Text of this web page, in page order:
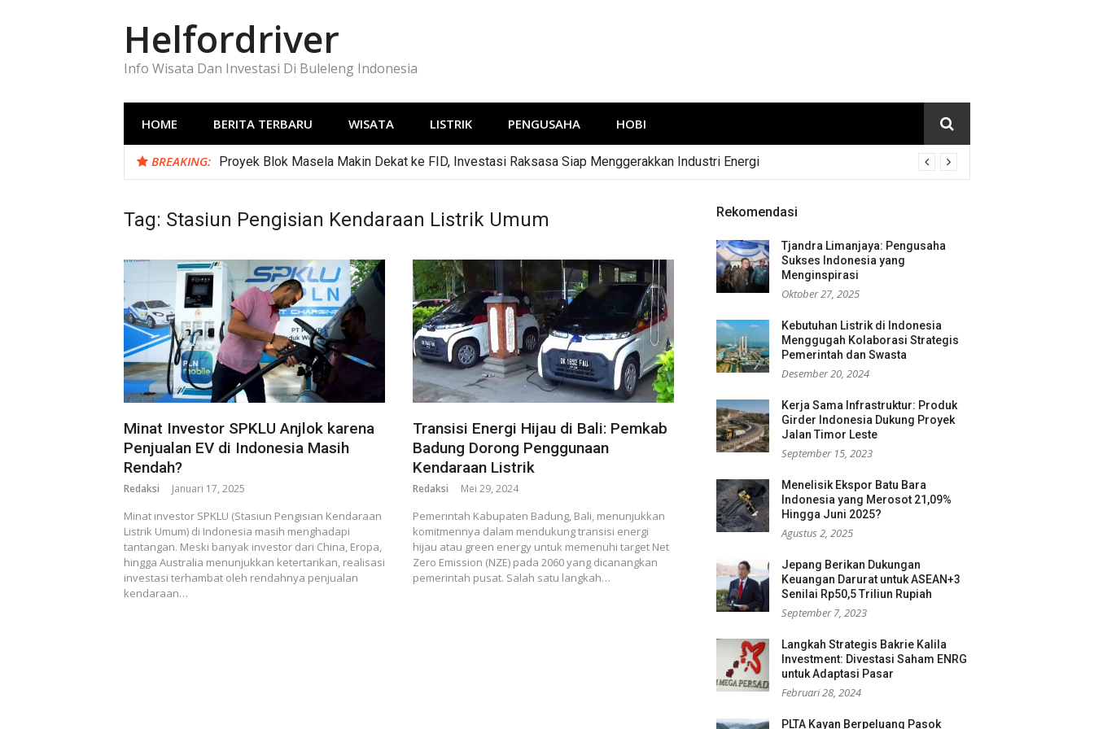
Helfordriver
Info Wisata Dan Investasi Di Buleleng Indonesia
HOME BERITA TERBARU WISATA LISTRIK PENGUSAHA HOBI
BREAKING: Proyek Blok Masela Makin Dekat ke FID, Investasi Raksasa Siap Menggerakkan Industri Energi
Tag: Stasiun Pengisian Kendaraan Listrik Umum
Minat Investor SPKLU Anjlok karena
Penjualan EV di Indonesia Masih
Rendah?
Redaksi Januari 17, 2025
Minat investor SPKLU (Stasiun Pengisian Kendaraan
Listrik Umum) di Indonesia masih menghadapi
tantangan. Meski banyak investor dari China, Eropa,
hingga Australia menunjukkan ketertarikan, realisasi
investasi terhambat oleh rendahnya penjualan
kendaraan…
Transisi Energi Hijau di Bali: Pemkab
Badung Dorong Penggunaan
Kendaraan Listrik
Redaksi Mei 29, 2024
Pemerintah Kabupaten Badung, Bali, menunjukkan
komitmennya dalam mendukung transisi energi
hijau atau green energy untuk memenuhi target Net
Zero Emission (NZE) pada 2060 yang dicanangkan
pemerintah pusat. Salah satu langkah…
Rekomendasi
Tjandra Limanjaya: Pengusaha
Sukses Indonesia yang
Menginspirasi
Oktober 27, 2025
Kebutuhan Listrik di Indonesia
Menggugah Kolaborasi Strategis
Pemerintah dan Swasta
Desember 20, 2024
Kerja Sama Infrastruktur: Produk
Girder Indonesia Dukung Proyek
Jalan Timor Leste
September 15, 2023
Menelisik Ekspor Batu Bara
Indonesia yang Merosot 21,09%
Hingga Juni 2025?
Agustus 2, 2025
Jepang Berikan Dukungan
Keuangan Darurat untuk ASEAN+3
Senilai Rp50,5 Triliun Rupiah
September 7, 2023
Langkah Strategis Bakrie Kalila
Investment: Divestasi Saham ENRG
untuk Adaptasi Pasar
Februari 28, 2024
PLTA Kayan Berpeluang Pasok